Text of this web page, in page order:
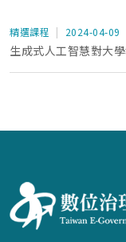
精選課程 2024-04-09
生成式人工智慧對大